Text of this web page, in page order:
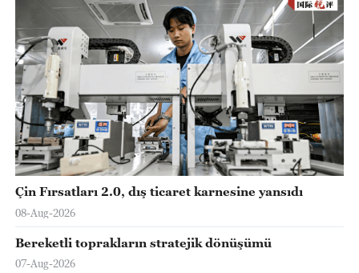
Çin Fırsatları 2.0, dış ticaret karnesine yansıdı
08-Aug-2026
Bereketli toprakların stratejik dönüşümü
07-Aug-2026